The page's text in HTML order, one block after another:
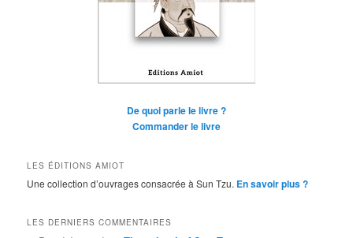
De quoi parle le livre ?
Commander le livre
LES ÉDITIONS AMIOT
Une collection d’ouvrages consacrée à Sun Tzu. En savoir plus ?
LES DERNIERS COMMENTAIRES